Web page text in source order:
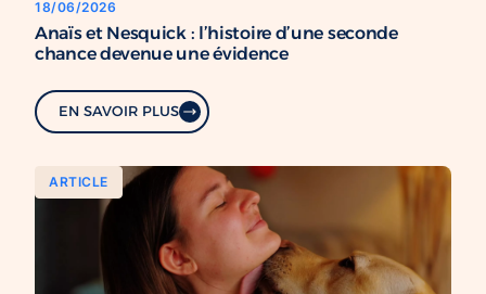
18/06/2026
Anaïs et Nesquick : l’histoire d’une seconde
chance devenue une évidence
EN SAVOIR PLUS
ARTICLE